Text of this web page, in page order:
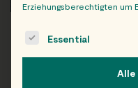
WIEN
Erziehungsberechtigten um
The following is a list
Essential
Alle